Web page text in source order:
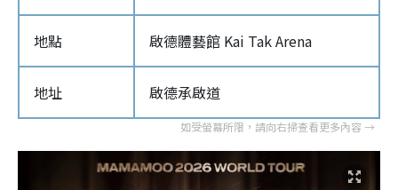
地點 啟德體藝館 Kai Tak Arena
地址 啟德承啟道